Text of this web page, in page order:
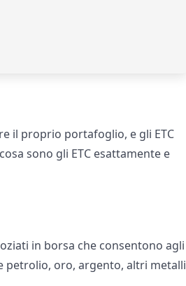
il proprio portafoglio, e gli ETC
sono gli ETC esattamente e
in borsa che consentono agli
petrolio, oro, argento, altri metalli